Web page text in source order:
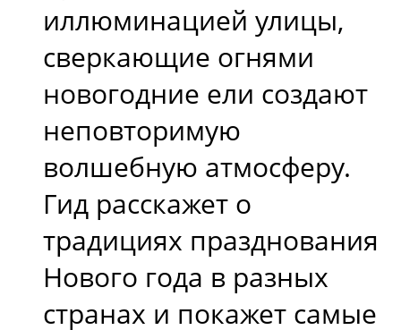
иллюминацией улицы,
сверкающие огнями
новогодние ели создают
неповторимую
волшебную атмосферу.
Гид расскажет о
традициях празднования
Нового года в разных
странах и покажет самые